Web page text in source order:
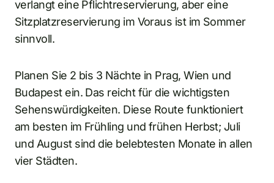
verlangt eine Pflichtreservierung, aber eine
Sitzplatzreservierung im Voraus ist im Sommer
sinnvoll.
Planen Sie 2 bis 3 Nächte in Prag, Wien und
Budapest ein. Das reicht für die wichtigsten
Sehenswürdigkeiten. Diese Route funktioniert
am besten im Frühling und frühen Herbst; Juli
und August sind die belebtesten Monate in allen
vier Städten.